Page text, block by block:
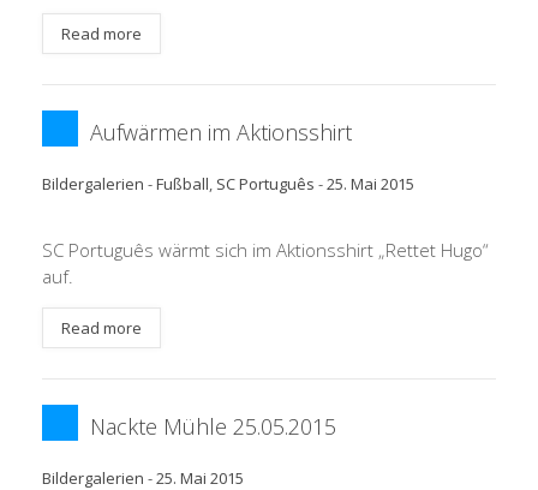
Read more
Aufwärmen im Aktionsshirt
Bildergalerien -Fußball SC Português -25. Mai 2015
SC Português wärmt sich im Aktionsshirt „Rettet Hugo“
auf.
Read more
Nackte Mühle 25.05.2015
Bildergalerien -25. Mai 2015